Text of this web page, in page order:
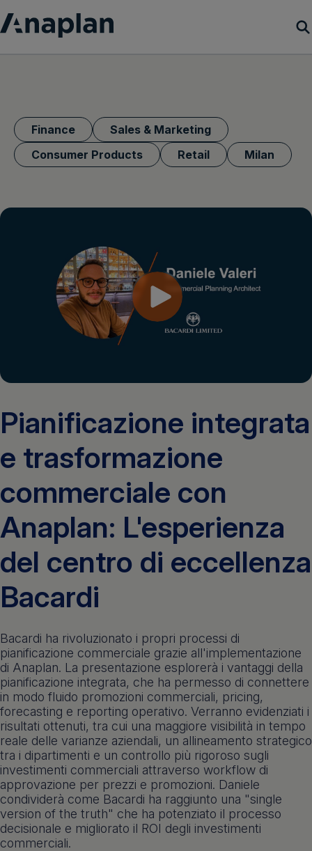
Resources
Login
Get a demo
Finance
Sales & Marketing
Consumer Products
Retail Milan
Pianificazione integrata
e trasformazione
commerciale con
Anaplan: L'esperienza
del centro di eccellenza
Bacardi
Bacardi ha rivoluzionato i propri processi di
pianificazione commerciale grazie all'implementazione
di Anaplan. La presentazione esplorerà i vantaggi della
pianificazione integrata, che ha permesso di connettere
in modo fluido promozioni commerciali, pricing,
forecasting e reporting operativo. Verranno evidenziati i
risultati ottenuti, tra cui una maggiore visibilità in tempo
reale delle varianze aziendali, un allineamento strategico
tra i dipartimenti e un controllo più rigoroso sugli
investimenti commerciali attraverso workflow di
approvazione per prezzi e promozioni. Daniele
condividerà come Bacardi ha raggiunto una "single
version of the truth" che ha potenziato il processo
decisionale e migliorato il ROI degli investimenti
commerciali.